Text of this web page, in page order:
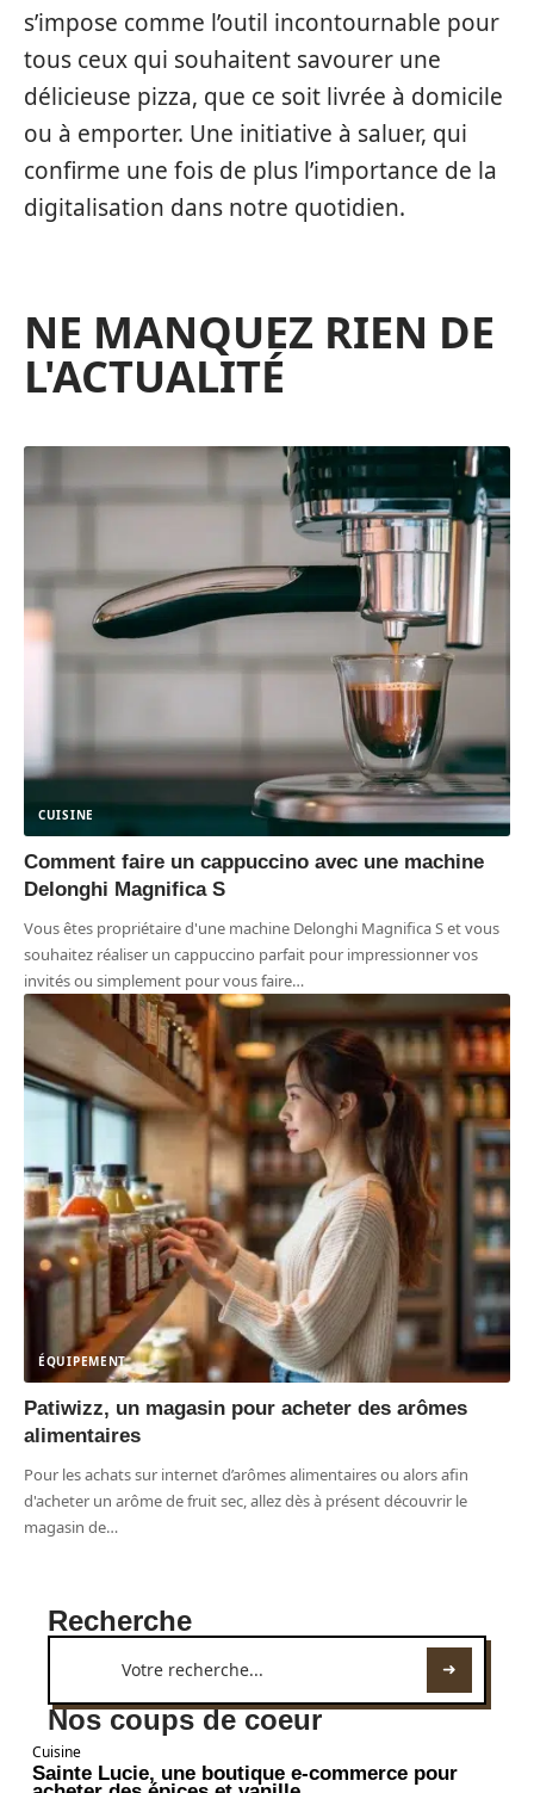
s’impose comme l’outil incontournable pour
tous ceux qui souhaitent savourer une
délicieuse pizza, que ce soit livrée à domicile
ou à emporter. Une initiative à saluer, qui
confirme une fois de plus l’importance de la
digitalisation dans notre quotidien.
NE MANQUEZ RIEN DE
L'ACTUALITÉ
CUISINE
Comment faire un cappuccino avec une machine
Delonghi Magnifica S
Vous êtes propriétaire d'une machine Delonghi Magnifica S et vous
souhaitez réaliser un cappuccino parfait pour impressionner vos
invités ou simplement pour vous faire…
ÉQUIPEMENT
Patiwizz, un magasin pour acheter des arômes
alimentaires
Pour les achats sur internet d’arômes alimentaires ou alors afin
d'acheter un arôme de fruit sec, allez dès à présent découvrir le
magasin de…
Recherche
Nos coups de coeur
Cuisine
Sainte Lucie, une boutique e-commerce pour